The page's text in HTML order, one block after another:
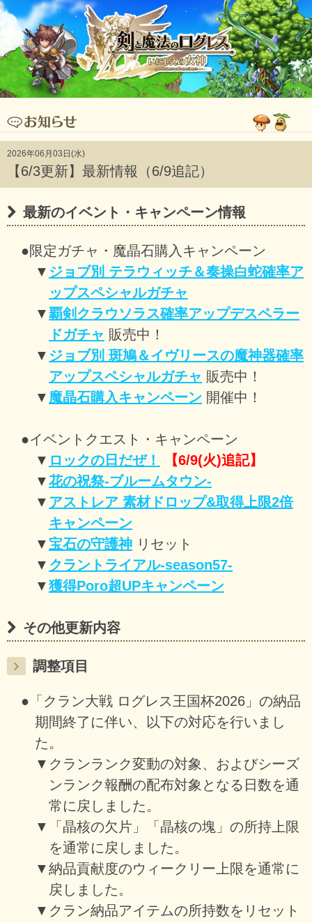
2026年06月03日(水)
【6/3更新】最新情報（6/9追記）
最新のイベント・キャンペーン情報
●限定ガチャ・魔晶石購入キャンペーン
▼ ジョブ別 テラウィッチ＆奏操白蛇確率ア
ップスペシャルガチャ
▼覇剣クラウソラス確率アップデスペラー
ドガチャ 販売中！
▼ ジョブ別 斑鳩＆イヴリースの魔神器確率
アップスペシャルガチャ 販売中！
▼ 魔晶石購入キャンペーン 開催中！
●イベントクエスト・キャンペーン
▼ ロックの日だぜ！
【6/9(火)追記】
▼花の祝祭-ブルームタウン-
▼ アストレア 素材ドロップ&取得上限2倍
キャンペーン
▼ 宝石の守護神 リセット
▼ クラントライアル-season57-
▼獲得Poro超UPキャンペーン
その他更新内容
調整項目
●「クラン大戦 ログレス王国杯2026」の納品
期間終了に伴い、以下の対応を行いまし
た。
▼クランランク変動の対象、およびシーズ
ンランク報酬の配布対象となる日数を通
常に戻しました。
▼「晶核の欠片」「晶核の塊」の所持上限
を通常に戻しました。
▼納品貢献度のウィークリー上限を通常に
戻しました。
▼クラン納品アイテムの所持数をリセット